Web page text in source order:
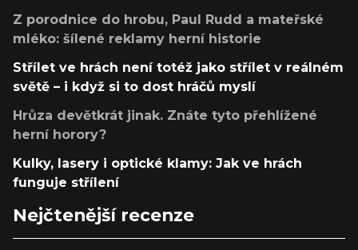
Z porodnice do hrobu, Paul Rudd a mateřské
mléko: šílené reklamy herní historie
Střílet ve hrách není totéž jako střílet v reálném
světě – i když si to dost hráčů myslí
Hrůza devětkrát jinak. Znáte tyto přehlížené
herní horory?
Kulky, lasery i optické klamy: Jak ve hrách
funguje střílení
Nejčtenější recenze